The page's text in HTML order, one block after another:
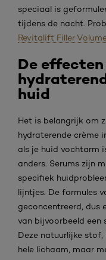
speciaal is
tijdens de nacht.
Revitalift Filler
De
huid
Het is belangrijk om
hydraterende crème
als je huid vochtarm
anders. Serums zijn
specifiek
lijntjes. De formules
geconcentreerd, dus
van bijvoorbeeld een
Deze natuurlijke stof,
hele lichaam, maar